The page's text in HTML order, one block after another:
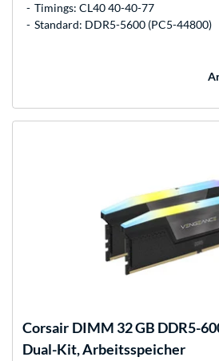
Timings: CL40 40-40-77
Standard: DDR5-5600 (PC5-44800)
Corsair DIMM 32 GB DDR5-
Dual-Kit, Arbeitsspeicher